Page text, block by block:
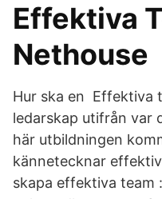
Effektiva
Nethouse
Hur ska en Effektiva
ledarskap utifrån var
här utbildningen
kännetecknar
skapa effektiva team